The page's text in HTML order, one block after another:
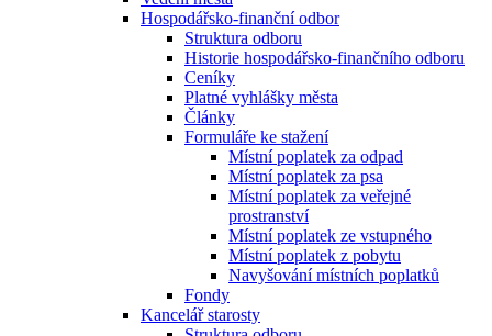
Hospodářsko-finanční odbor
Struktura odboru
Historie hospodářsko-finančního odboru
Ceníky
Platné vyhlášky města
Články
Formuláře ke stažení
Místní poplatek za odpad
Místní poplatek za psa
Místní poplatek za veřejné
prostranství
Místní poplatek ze vstupného
Místní poplatek z pobytu
Navyšování místních poplatků
Fondy
Kancelář starosty